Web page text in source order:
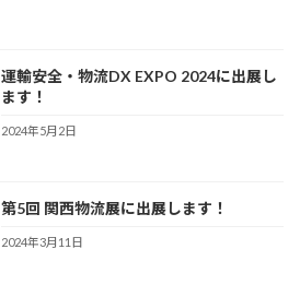
運輸安全・物流DX EXPO 2024に出展し
ます！
2024年5月2日
第5回 関西物流展に出展します！
2024年3月11日